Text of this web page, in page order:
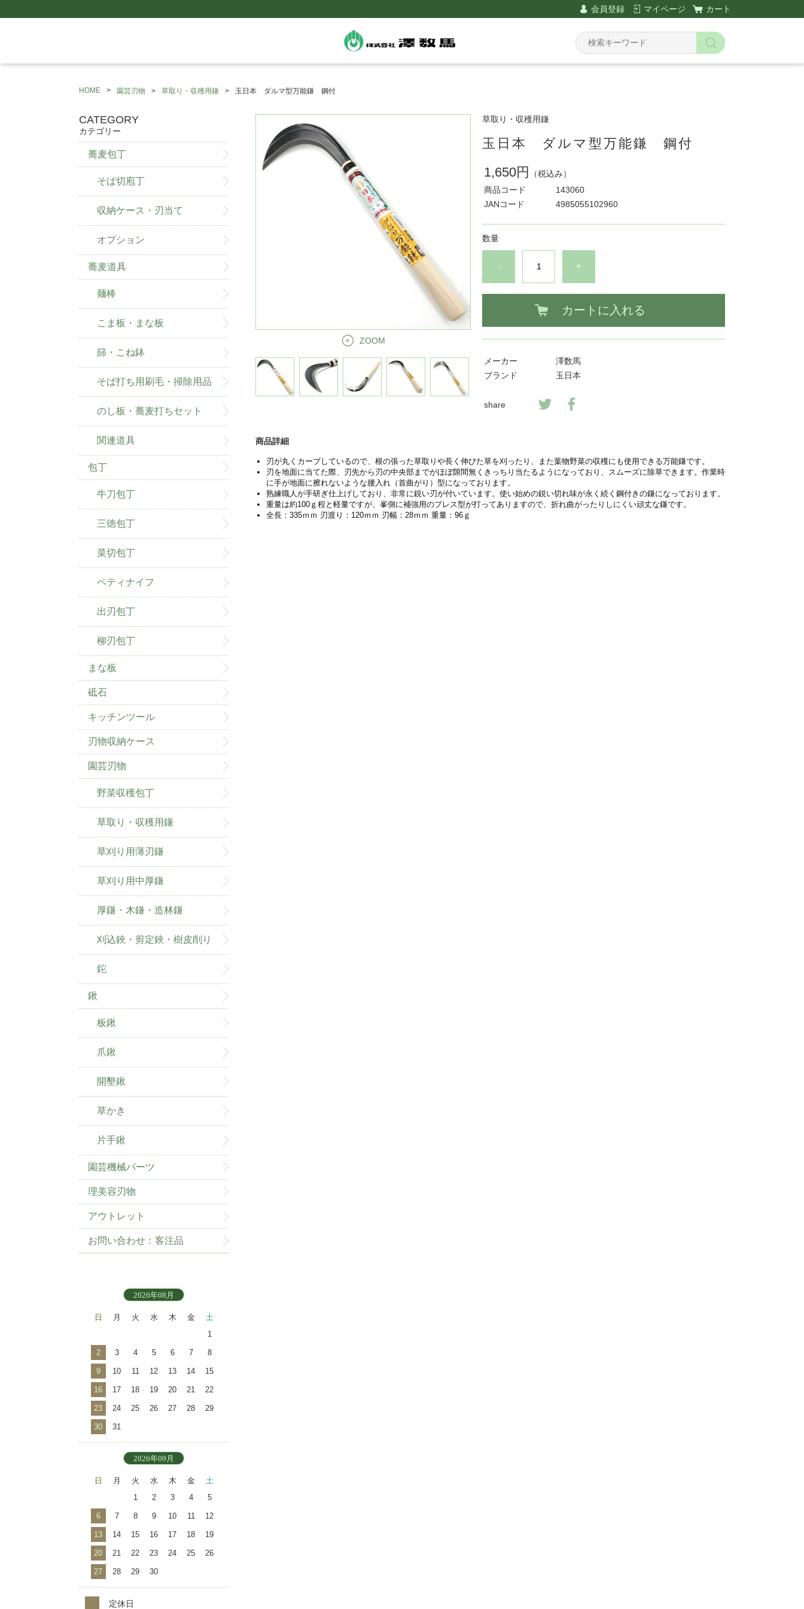
会員登録 マイページ カート
HOME 園芸刃物 草取り・収穫用鎌 玉日本 ダルマ型万能鎌 鋼付
ZOOM
草取り・収穫用鎌
玉日本 ダルマ型万能鎌 鋼付
1,650円
（税込み）
商品コード
143060
JANコード
4985055102960
数量
- +
カートに入れる
メーカー
澤数馬
ブランド
玉日本
share
商品詳細
刃が丸くカーブしているので、根の張った草取りや長く伸びた草を刈ったり、また葉物野菜の収穫にも使用できる万能鎌です。
刃を地面に当てた際、刃先から刃の中央部までがほぼ隙間無くきっちり当たるようになっており、スムーズに除草できます。作業時
に手が地面に擦れないような腰入れ（首曲がり）型になっております。
熟練職人が手研ぎ仕上げしており、非常に鋭い刃が付いています。使い始めの鋭い切れ味が永く続く鋼付きの鎌になっております。
重量は約100ｇ程と軽量ですが、峯側に補強用のプレス型が打ってありますので、折れ曲がったりしにくい頑丈な鎌です。
全長：335ｍｍ 刃渡り：120ｍｍ 刃幅：28ｍｍ 重量：96ｇ
CATEGORY
カテゴリー
蕎麦包丁
そば切庖丁
収納ケース・刃当て
オプション
蕎麦道具
麺棒
こま板・まな板
篩・こね鉢
そば打ち用刷毛・掃除用品
のし板・蕎麦打ちセット
関連道具
包丁
牛刀包丁
三徳包丁
菜切包丁
ペティナイフ
出刃包丁
柳刃包丁
まな板
砥石
キッチンツール
刃物収納ケース
園芸刃物
野菜収穫包丁
草取り・収穫用鎌
草刈り用薄刃鎌
草刈り用中厚鎌
厚鎌・木鎌・造林鎌
刈込鋏・剪定鋏・樹皮削り
鉈
鍬
板鍬
爪鍬
開墾鍬
草かき
片手鍬
園芸機械パーツ
理美容刃物
アウトレット
お問い合わせ：客注品
2026年08月
日 月 火 水 木 金
土
1
2 3 4 5 6 7 8
9 10 11 12 13 14 15
16 17 18 19 20 21 22
23 24 25 26 27 28 29
30 31
2026年09月
日 月 火 水 木 金
土
1
2 3 4 5
6 7 8 9 10 11 12
13 14 15 16 17 18 19
20 21 22 23 24 25 26
27 28 29 30
定休日